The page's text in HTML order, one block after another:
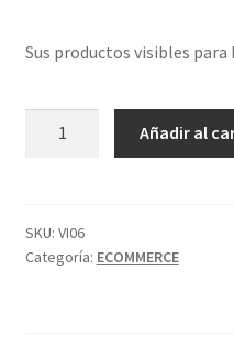
Sus productos visibles para
buscadores
cantidad
Añadir al
SKU: VI06
Categoría: ECOMMERCE